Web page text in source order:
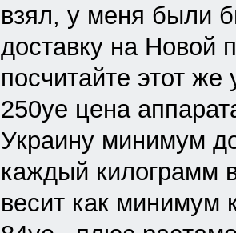
взял, у меня были
доставку на Новой
посчитайте этот
250уе цена
Украину минимум
каждый килограмм
весит как минимум